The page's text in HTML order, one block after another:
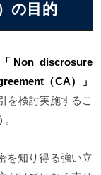
の目的
「Non discrosure
（CA）」
を検討実施するこ
を知り得る強い立